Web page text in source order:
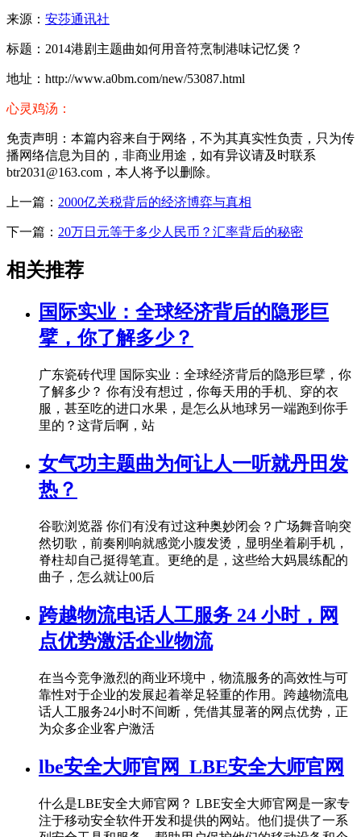
来源： 安莎通讯社
标题：2014港剧主题曲如何用音符烹制港味记忆煲？
地址：http://www.a0bm.com/new/53087.html
心灵鸡汤：
免责声明：本篇内容来自于网络，不为其真实性负责，只为传
播网络信息为目的，非商业用途，如有异议请及时联系
btr2031@163.com，本人将予以删除。
上一篇： 2000亿关税背后的经济博弈与真相
下一篇： 20万日元等于多少人民币？汇率背后的秘密
相关推荐
国际实业：全球经济背后的隐形巨
擘，你了解多少？
广东瓷砖代理 国际实业：全球经济背后的隐形巨擘，你
了解多少？ 你有没有想过，你每天用的手机、穿的衣
服，甚至吃的进口水果，是怎么从地球另一端跑到你手
里的？这背后啊，站
女气功主题曲为何让人一听就丹田发
热？
谷歌浏览器 你们有没有过这种奥妙闭会？广场舞音响突
然切歌，前奏刚响就感觉小腹发烫，显明坐着刷手机，
脊柱却自己挺得笔直。更绝的是，这些给大妈晨练配的
曲子，怎么就让00后
跨越物流电话人工服务 24 小时，网
点优势激活企业物流
在当今竞争激烈的商业环境中，物流服务的高效性与可
靠性对于企业的发展起着举足轻重的作用。跨越物流电
话人工服务24小时不间断，凭借其显著的网点优势，正
为众多企业客户激活
lbe安全大师官网_LBE安全大师官网
什么是LBE安全大师官网？ LBE安全大师官网是一家专
注于移动安全软件开发和提供的网站。他们提供了一系